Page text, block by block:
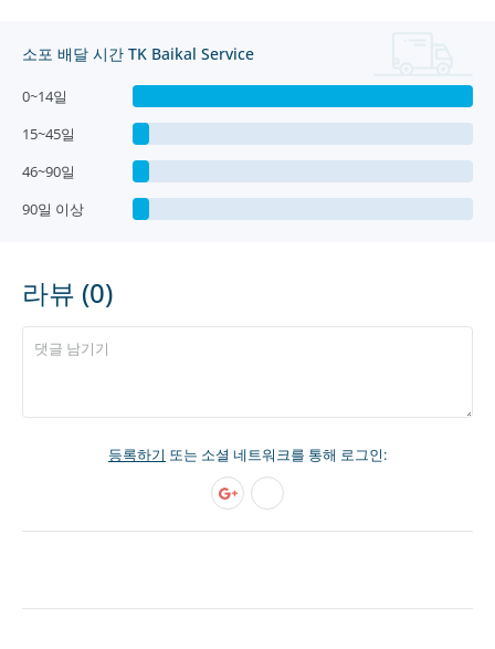
소포 배달 시간 TK Baikal Service
0~14일
15~45일
46~90일
90일 이상
라뷰 (0)
등록하기 또는 소셜 네트워크를 통해 로그인: